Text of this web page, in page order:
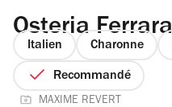
Osteria Ferrara
Italien Charonne
Recommandé
MAXIME REVERT